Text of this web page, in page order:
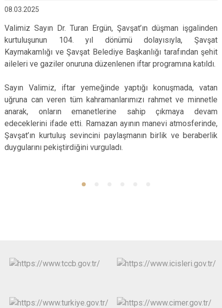
08.03.2025
Valimiz Sayın Dr. Turan Ergün, Şavşat’ın düşman işgalinden
kurtuluşunun 104. yıl dönümü dolayısıyla, Şavşat
Kaymakamlığı ve Şavşat Belediye Başkanlığı tarafından şehit
aileleri ve gaziler onuruna düzenlenen iftar programına katıldı.
Sayın Valimiz, iftar yemeğinde yaptığı konuşmada, vatan
uğruna can veren tüm kahramanlarımızı rahmet ve minnetle
anarak, onların emanetlerine sahip çıkmaya devam
edeceklerini ifade etti. Ramazan ayının manevi atmosferinde,
Şavşat’ın kurtuluş sevincini paylaşmanın birlik ve beraberlik
duygularını pekiştirdiğini vurguladı.